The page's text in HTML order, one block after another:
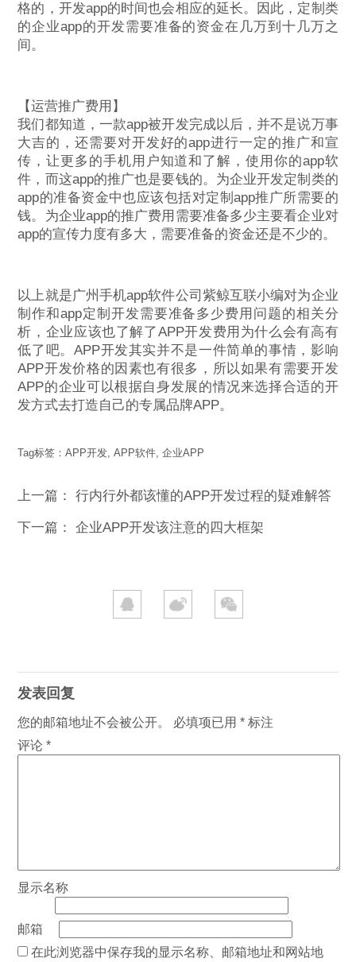
格的，开发app的时间也会相应的延长。因此，定制类
的企业app的开发需要准备的资金在几万到十几万之
间。
【运营推广费用】
我们都知道，一款app被开发完成以后，并不是说万事
大吉的，还需要对开发好的app进行一定的推广和宣
传，让更多的手机用户知道和了解，使用你的app软
件，而这app的推广也是要钱的。为企业开发定制类的
app的准备资金中也应该包括对定制app推广所需要的
钱。为企业app的推广费用需要准备多少主要看企业对
app的宣传力度有多大，需要准备的资金还是不少的。
以上就是广州手机app软件公司紫鲸互联小编对为企业
制作和app定制开发需要准备多少费用问题的相关分
析，企业应该也了解了APP开发费用为什么会有高有
低了吧。APP开发其实并不是一件简单的事情，影响
APP开发价格的因素也有很多，所以如果有需要开发
APP的企业可以根据自身发展的情况来选择合适的开
发方式去打造自己的专属品牌APP。
Tag标签：APP开发 ,APP软件 ,企业APP
上一篇：行内行外都该懂的APP开发过程的疑难解答
下一篇：企业APP开发该注意的四大框架
发表回复
您的邮箱地址不会被公开。 必填项已用* 标注
评论*
显示名称
邮箱
在此浏览器中保存我的显示名称、邮箱地址和网站地